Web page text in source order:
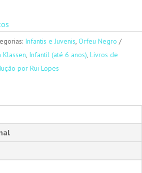
Infantis e Juvenis Orfeu Negro
Klassen Infantil (até 6 anos) Livros de
por Rui Lopes